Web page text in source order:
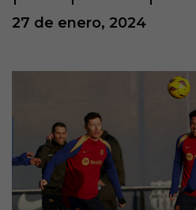
27 de enero, 2024